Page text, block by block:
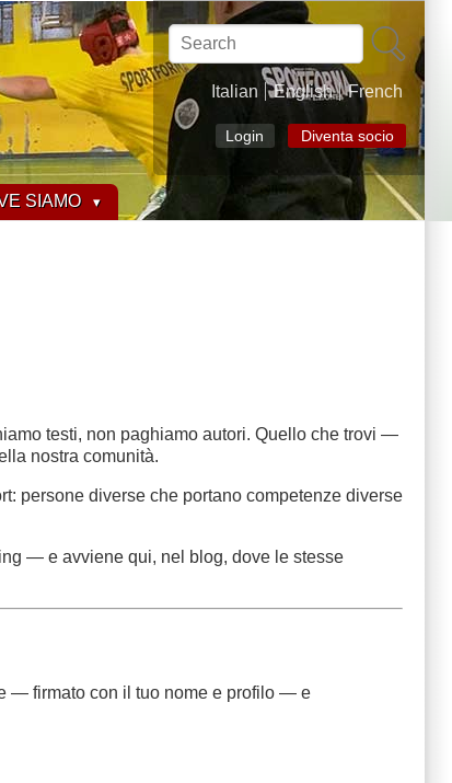
Search
Italian English French
Login Diventa socio
SIAMO
testi, non paghiamo autori. Quello che trovi —
nostra comunità.
persone diverse che portano competenze diverse
— e avviene qui, nel blog, dove le stesse
— firmato con il tuo nome e profilo — e